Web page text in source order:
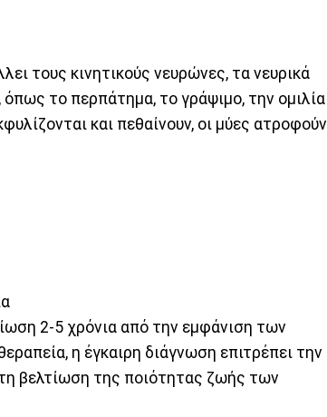
τους κινητικούς νευρώνες, τα νευρικά
όπως το περπάτημα, το γράψιμο, την ομιλία
και πεθαίνουν, οι μύες ατροφούν
2-5 χρόνια από την εμφάνιση των
η έγκαιρη διάγνωση επιτρέπει την
βελτίωση της ποιότητας ζωής των